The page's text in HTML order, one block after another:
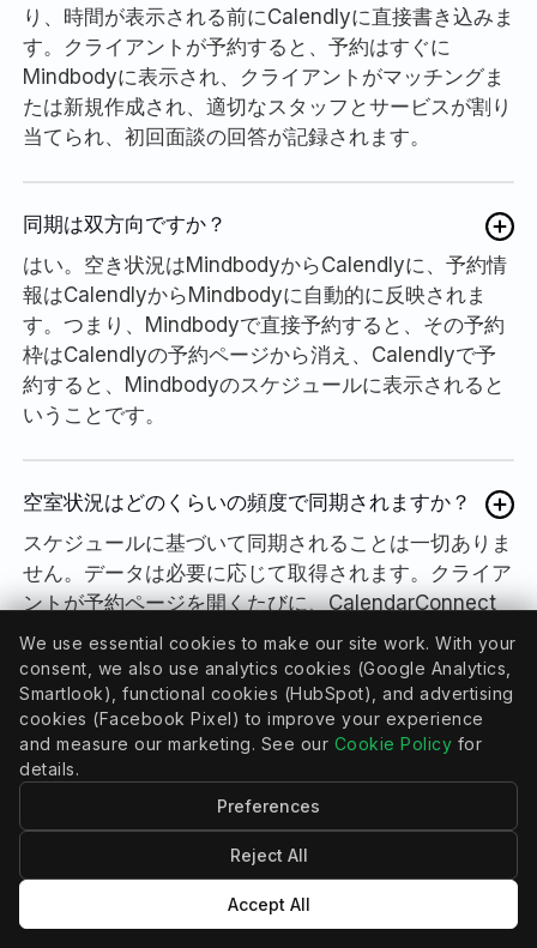
り、時間が表示される前にCalendlyに直接書き込みま
す。クライアントが予約すると、予約はすぐに
Mindbodyに表示され、クライアントがマッチングま
たは新規作成され、適切なスタッフとサービスが割り
当てられ、初回面談の回答が記録されます。
同期は双方向ですか？
はい。空き状況はMindbodyからCalendlyに、予約情
報はCalendlyからMindbodyに自動的に反映されま
す。つまり、Mindbodyで直接予約すると、その予約
枠はCalendlyの予約ページから消え、Calendlyで予
約すると、Mindbodyのスケジュールに表示されると
いうことです。
空室状況はどのくらいの頻度で同期されますか？
スケジュールに基づいて同期されることは一切ありま
せん。データは必要に応じて取得されます。クライア
ントが予約ページを開くたびに、CalendarConnect
はMindbodyから最新の情報を読み込み、Calendlyを
更新してから時間を表示します。間隔がないため、空
き状況が変動する余地はありません。
予約情報はどれくらい早くMindbodyに届きます
即座に。Calendlyは予約が行われた瞬間に
CalendarConnectに通知し、Mindbodyの予約がすぐ
We use essential cookies to make our site work. With your
consent, we also use analytics cookies (Google Analytics,
Smartlook), functional cookies (HubSpot), and advertising
cookies (Facebook Pixel) to improve your experience
and measure our marketing. See our Cookie Policy for
details.
Preferences
Reject All
Accept All